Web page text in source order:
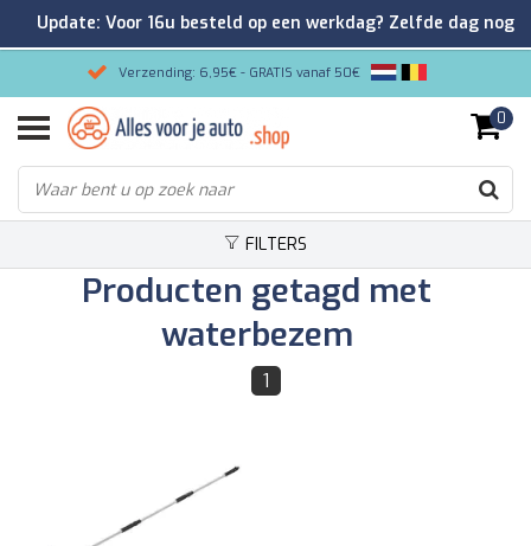
Verzending: 6,95€ - GRATIS vanaf 50€
Gemakkelijk bestellen/Veilig betalen
9.2/10 Klantenrating via Kiyoh!
0
FILTERS
Producten getagd met
waterbezem
1
Update: Voor 16u besteld op een werkdag? Zelfde dag nog
verzonden!